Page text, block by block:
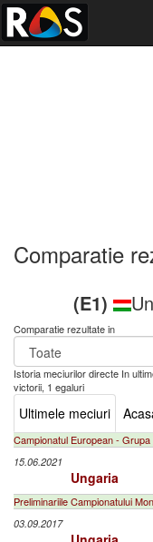
Comparatie
(E1)
Comparatie rezultate in
Istoria meciurilor directe In
victorii, 1 egaluri
Ultimele meciuri
Campionatul European - Grupa
15.06.2021
Ungaria
Preliminariile Campionatului
03.09.2017